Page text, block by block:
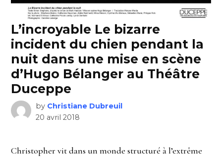
L’incroyable Le bizarre
incident du chien pendant la
nuit dans une mise en scène
d’Hugo Bélanger au Théâtre
Duceppe
by Christiane Dubreuil
20 avril 2018
Christopher vit dans un monde structuré à l’extrême